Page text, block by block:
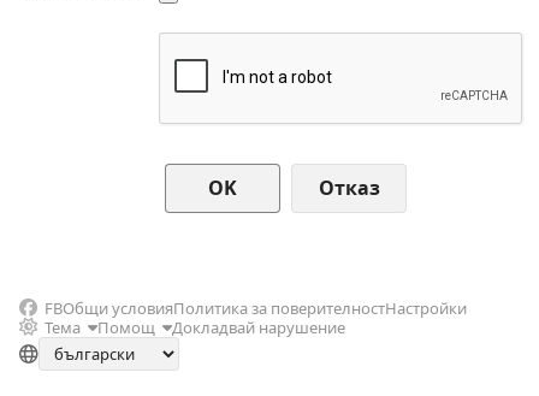
Отказ
FBОбщи условияПолитика за поверителностНастройки
Тема
Помощ Докладвай нарушение